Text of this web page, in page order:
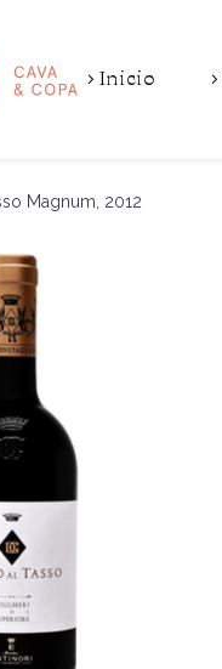
Inicio
Magnum, 2012